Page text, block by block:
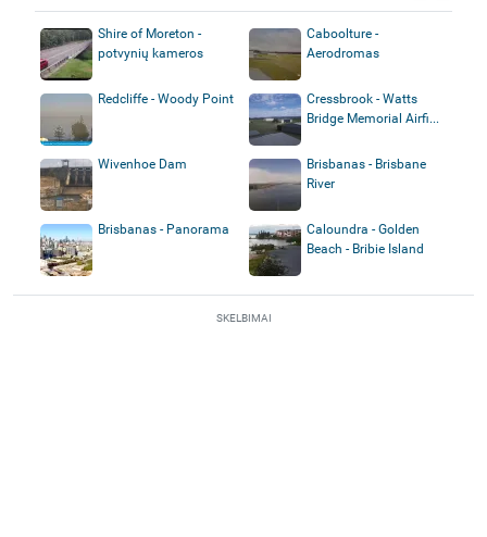
Shire of Moreton -
potvynių kameros
Caboolture -
Aerodromas
Redcliffe - Woody Point
Cressbrook - Watts
Bridge Memorial Airfi...
Wivenhoe Dam
Brisbanas - Brisbane
River
Brisbanas - Panorama
Caloundra - Golden
Beach - Bribie Island
SKELBIMAI